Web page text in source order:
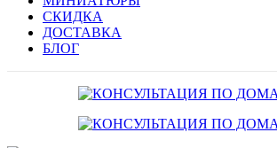
СКИДКА
ДОСТАВКА
БЛОГ